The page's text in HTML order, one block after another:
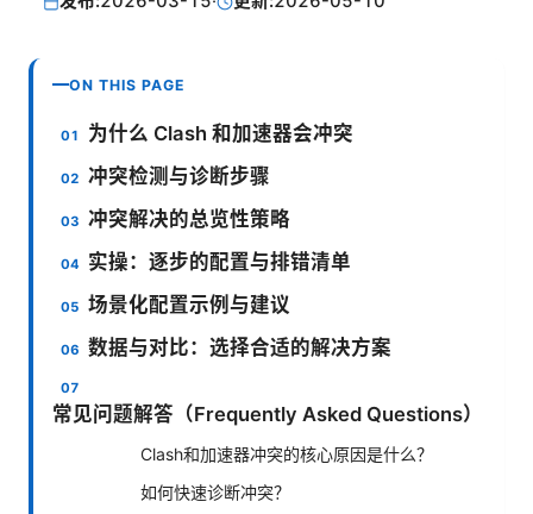
ON THIS PAGE
为什么 Clash 和加速器会冲突
冲突检测与诊断步骤
冲突解决的总览性策略
实操：逐步的配置与排错清单
场景化配置示例与建议
数据与对比：选择合适的解决方案
常见问题解答（Frequently Asked Questions）
Clash和加速器冲突的核心原因是什么？
如何快速诊断冲突？